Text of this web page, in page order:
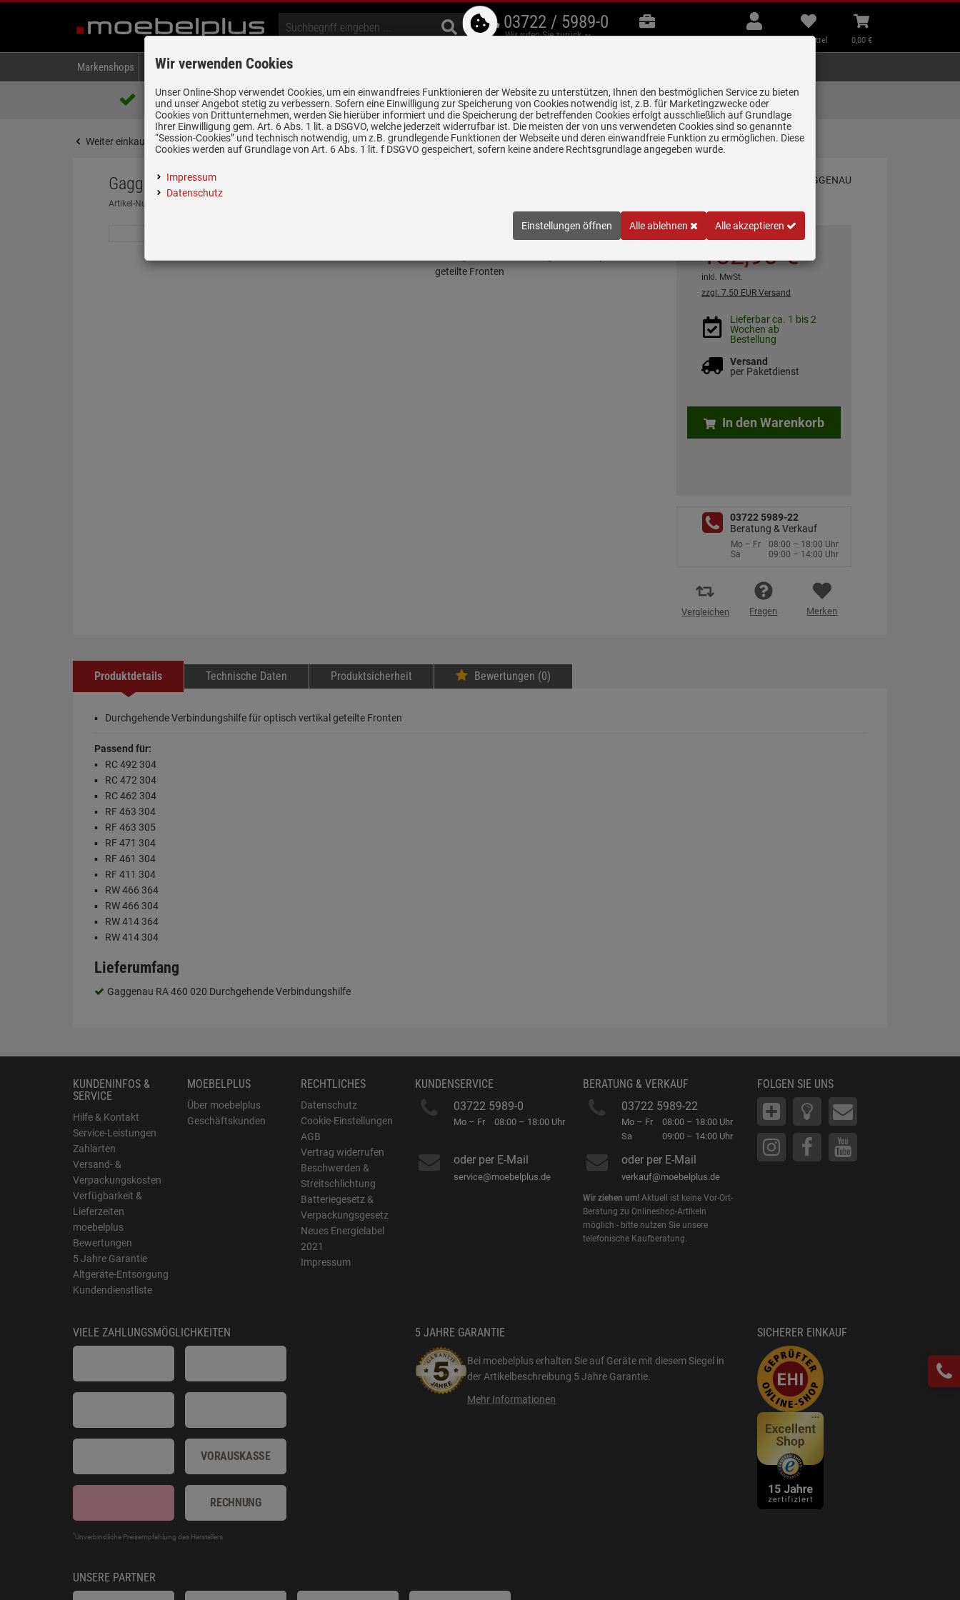
03722 / 5989-0
Wir rufen Sie zurück
B2B
Beratung
Mein
Konto
Merkzettel
aufklappen
Merkzettel
Warenkorb
aufklappen
0,00 €
Markenshops Backen & Kochen Kühlen & Gefrieren
Über 85.000 positive Bewertungen
auf eBay, Amazon und Trusted Shops
5 Jahre Garantie auf
alle gekennzeichneten Produkte
Lieferung zum
Wunschtermin
Weiter einkaufen Startseite Zubehör Zubehör - Kühlen & Gefrieren Gaggenau RA 460 020 Durchgehende Verbindungshilfe
Gaggenau RA 460 020 Durchgehende Verbindungshilfe
Artikel-Nummer:
Einloggen und Bewertung schreiben
geteilte Fronten
182,90 €
inkl. MwSt.
zzgl. 7.50 EUR Versand
Lieferbar ca. 1 bis 2
Wochen ab
Bestellung
Versand
per Paketdienst
In den Warenkorb
03722 5989-22
Beratung & Verkauf
Mo – Fr
08:00 – 18:00 Uhr
Sa
09:00 – 14:00 Uhr
Vergleichen Fragen Merken
Produktdetails Technische Daten Produktsicherheit Bewertungen (0)
Durchgehende Verbindungshilfe für optisch vertikal geteilte Fronten
Passend für:
RC 492 304
RC 472 304
RC 462 304
RF 463 304
RF 463 305
RF 471 304
RF 461 304
RF 411 304
RW 466 364
RW 466 304
RW 414 364
RW 414 304
Lieferumfang
Gaggenau RA 460 020 Durchgehende Verbindungshilfe
KUNDENINFOS &
SERVICE
Hilfe & Kontakt
Service-Leistungen
Zahlarten
Versand- &
Verpackungskosten
Verfügbarkeit &
Lieferzeiten
moebelplus
Bewertungen
5 Jahre Garantie
Altgeräte-Entsorgung
Kundendienstliste
MOEBELPLUS
Über moebelplus
Geschäftskunden
RECHTLICHES
Datenschutz
Cookie-Einstellungen
AGB
Vertrag widerrufen
Beschwerden &
Streitschlichtung
Batteriegesetz &
Verpackungsgesetz
Neues Energielabel
2021
Impressum
KUNDENSERVICE
03722 5989-0
Mo – Fr 08:00 – 18:00 Uhr
oder per E-Mail
service@moebelplus.de
BERATUNG & VERKAUF
03722 5989-22
Mo – Fr
Sa
08:00 – 18:00 Uhr
09:00 – 14:00 Uhr
oder per E-Mail
verkauf@moebelplus.de
Wir ziehen um! Aktuell ist keine Vor-Ort-
Beratung zu Onlineshop-Artikeln
möglich - bitte nutzen Sie unsere
telefonische Kaufberatung.
FOLGEN SIE UNS
VIELE ZAHLUNGSMÖGLICHKEITEN
VORAUSKASSE
RECHNUNG
*Unverbindliche Preisempfehlung des Herstellers
5 JAHRE GARANTIE
Bei moebelplus erhalten Sie auf Geräte mit diesem Siegel in
der Artikelbeschreibung 5 Jahre Garantie.
Mehr Informationen
SICHERER EINKAUF
UNSERE PARTNER
Wir verwenden Cookies
Unser Online-Shop verwendet Cookies, um ein einwandfreies Funktionieren der Website zu unterstützen, Ihnen den bestmöglichen Service zu bieten
und unser Angebot stetig zu verbessern. Sofern eine Einwilligung zur Speicherung von Cookies notwendig ist, z.B. für Marketingzwecke oder
Cookies von Drittunternehmen, werden Sie hierüber informiert und die Speicherung der betreffenden Cookies erfolgt ausschließlich auf Grundlage
Ihrer Einwilligung gem. Art. 6 Abs. 1 lit. a DSGVO, welche jederzeit widerrufbar ist. Die meisten der von uns verwendeten Cookies sind so genannte
“Session-Cookies” und technisch notwendig, um z.B. grundlegende Funktionen der Webseite und deren einwandfreie Funktion zu ermöglichen. Diese
Cookies werden auf Grundlage von Art. 6 Abs. 1 lit. f DSGVO gespeichert, sofern keine andere Rechtsgrundlage angegeben wurde.
Impressum
Datenschutz
Einstellungen öffnen Alle ablehnen Alle akzeptieren